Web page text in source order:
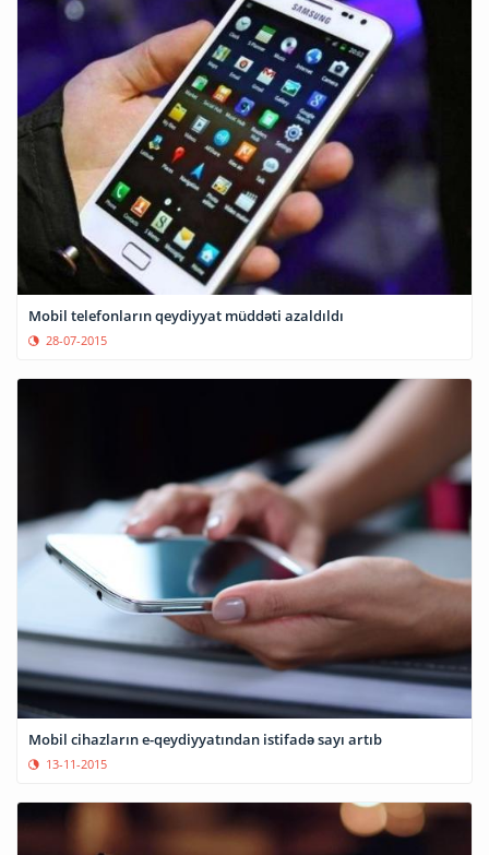
Mobil telefonların qeydiyyat müddəti azaldıldı
28-07-2015
Mobil cihazların e-qeydiyyatından istifadə sayı artıb
13-11-2015